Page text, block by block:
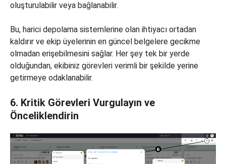
oluşturulabilir veya bağlanabilir.
Bu, harici depolama sistemlerine olan ihtiyacı ortadan
kaldırır ve ekip üyelerinin en güncel belgelere gecikme
olmadan erişebilmesini sağlar. Her şey tek bir yerde
olduğundan, ekibiniz görevleri verimli bir şekilde yerine
getirmeye odaklanabilir.
6. Kritik Görevleri Vurgulayın ve
Önceliklendirin